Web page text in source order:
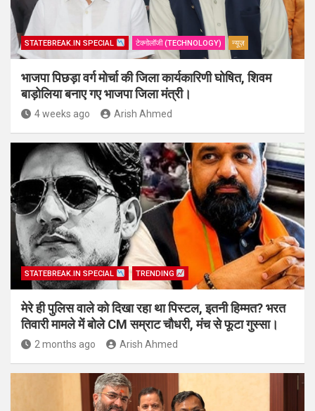
STATEBREAK.IN SPECIAL टेक्नोलॉजी (TECHNOLOGY) न्यूज़
भाजपा पिछड़ा वर्ग मोर्चा की जिला कार्यकारिणी घोषित, शिवम
बाड़ोलिया बनाए गए भाजपा जिला मंत्री।
4 weeks ago Arish Ahmed
STATEBREAK.IN SPECIAL TRENDING
मेरे ही पुलिस वाले को दिखा रहा था पिस्टल, इतनी हिम्मत? भरत
तिवारी मामले में बोले CM सम्राट चौधरी, मंच से फूटा गुस्सा।
2 months ago Arish Ahmed